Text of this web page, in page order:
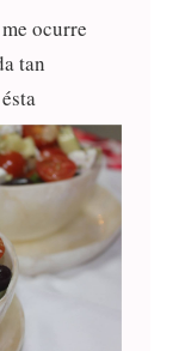
ocurre
tan